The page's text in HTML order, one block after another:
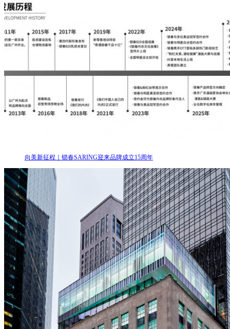
向美新征程｜锁春SARING迎来品牌成立15周年